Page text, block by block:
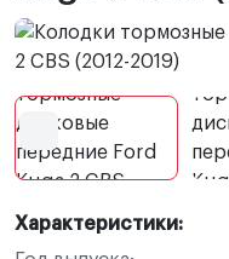
Характеристики: